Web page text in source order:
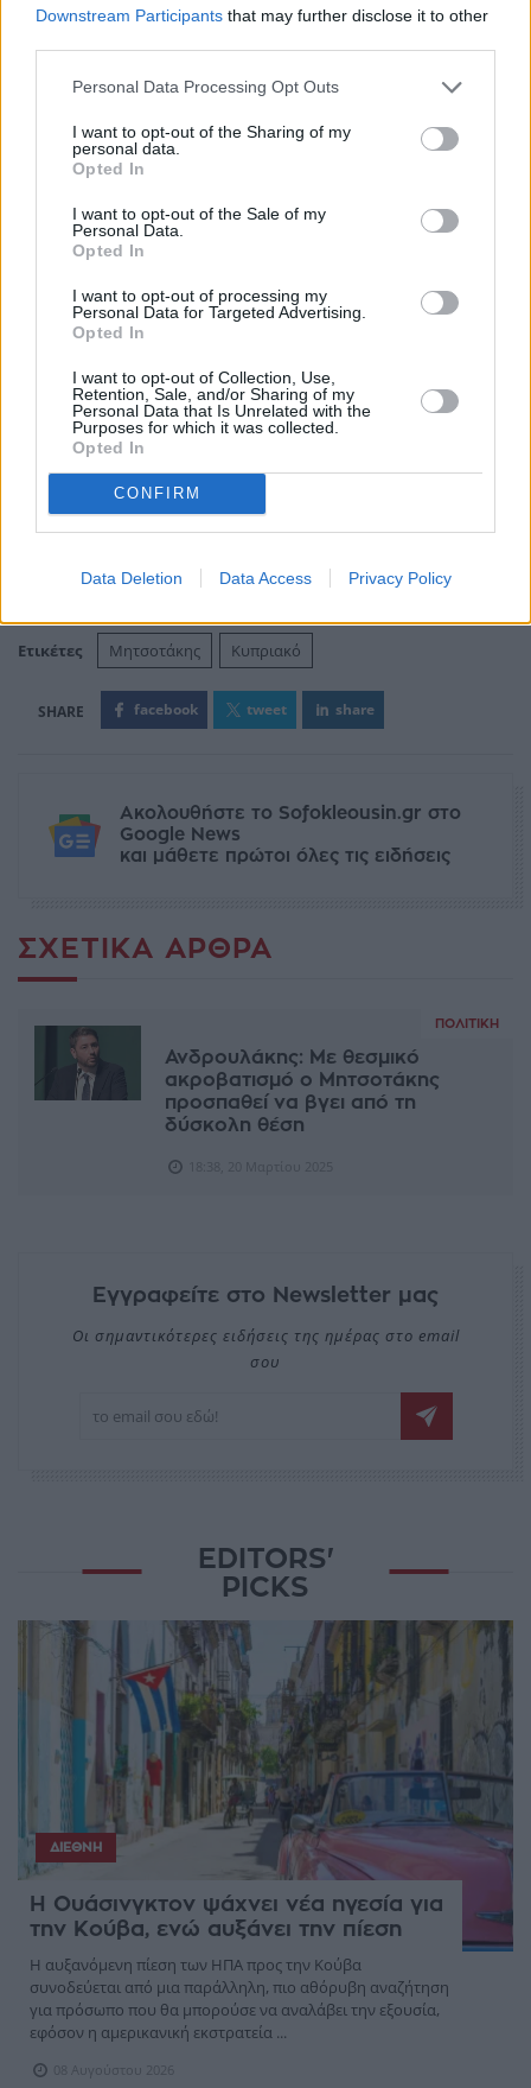
Downstream Participants that may further disclose it to other
Personal Data Processing Opt Outs
I want to opt-out of the Sharing of my
personal data.
Opted In
I want to opt-out of the Sale of my
Personal Data.
Opted In
I want to opt-out of processing my
Personal Data for Targeted Advertising.
Opted In
I want to opt-out of Collection, Use,
Retention, Sale, and/or Sharing of my
Personal Data that Is Unrelated with the
Purposes for which it was collected.
Opted In
CONFIRM
Data Deletion Data Access Privacy Policy
Ετικέτες Μητσοτάκης Κυπριακό
facebook tweet share
Ακολουθήστε το Sofokleousin.gr στο
Google News
και μάθετε πρώτοι όλες τις ειδήσεις
ΣΧΕΤΙΚΆ ΆΡΘΡΑ
ΠΟΛΙΤΙΚΉ
Ανδρουλάκης: Με θεσμικό
ακροβατισμό ο Μητσοτάκης
προσπαθεί να βγει από τη
δύσκολη θέση
Εγγραφείτε στο Newsletter μας
Οι σημαντικότερες ειδήσεις της ημέρας στο email
σου
EDITORS'
PICKS
ΔΙΕΘΝΉ
Η Ουάσινγκτον ψάχνει νέα ηγεσία για
την Κούβα, ενώ αυξάνει την πίεση
Η αυξανόμενη πίεση των ΗΠΑ προς την Κούβα
συνοδεύεται από μια παράλληλη, πιο αθόρυβη αναζήτηση
για πρόσωπο που θα μπορούσε να αναλάβει την εξουσία,
εφόσον η αμερικανική εκστρατεία ...
08 Αυγούστου 2026